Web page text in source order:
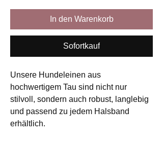
In den Warenkorb
Sofortkauf
Unsere Hundeleinen aus
hochwertigem Tau sind nicht nur
stilvoll, sondern auch robust, langlebig
und passend zu jedem Halsband
erhältlich.